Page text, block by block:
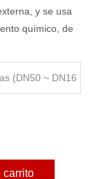
y se usa
químico, de
(DN50 ~ DN16
carrito